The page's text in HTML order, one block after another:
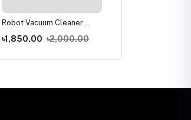
Robot Vacuum Cleaner
Fully Automatic Mopping
Robot, Household
Dual-Purpose Floor
৳1,850.00 ৳2,000.00